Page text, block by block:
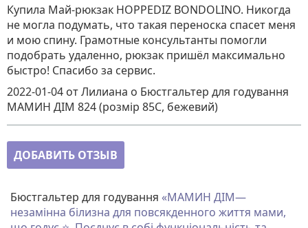
Купила Май-рюкзак HOPPEDIZ BONDOLINO. Никогда
не могла подумать, что такая переноска спасет меня
и мою спину. Грамотные консультанты помогли
подобрать удаленно, рюкзак пришёл максимально
быстро! Спасибо за сервис.
2022-01-04 от Лилиана о Бюстгальтер для годування
МАМИН ДІМ 824 (розмір 85C, бежевий)
ДОБАВИТЬ ОТЗЫВ
Бюстгальтер для годування «МАМИН ДІМ—
незамінна білизна для повсякденного життя мами,